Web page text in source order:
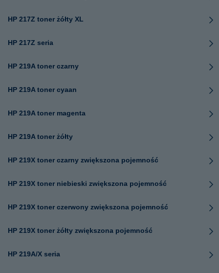
HP 217Z toner żółty XL
HP 217Z seria
HP 219A toner czarny
HP 219A toner cyaan
HP 219A toner magenta
HP 219A toner żółty
HP 219X toner czarny zwiększona pojemność
HP 219X toner niebieski zwiększona pojemność
HP 219X toner czerwony zwiększona pojemność
HP 219X toner żółty zwiększona pojemność
HP 219A/X seria